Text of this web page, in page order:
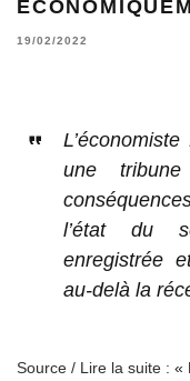
19/02/2022
une
l’état du
enregistrée
au-delà la
Source / Lire la suite : «